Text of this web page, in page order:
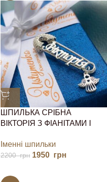
ШПИЛЬКА СРІБНА
ВІКТОРІЯ З ФІАНІТАМИ І
Іменні шпильки
2200грн 1950 грн